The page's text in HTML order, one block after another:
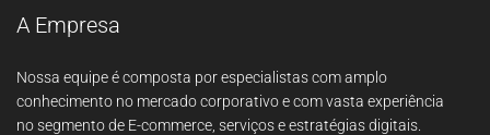
A Empresa
Nossa equipe é composta por especialistas com amplo
conhecimento no mercado corporativo e com vasta experiência
no segmento de E-commerce, serviços e estratégias digitais.